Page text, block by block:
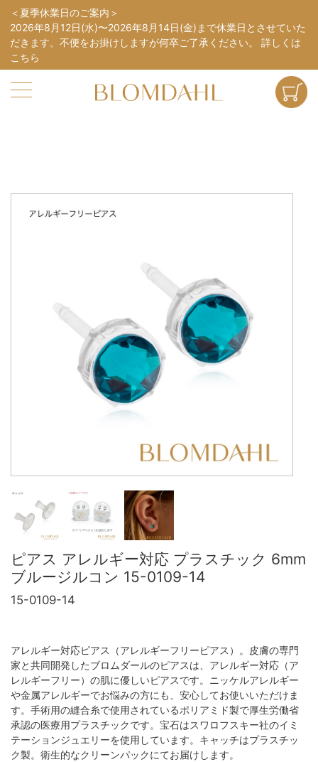
夏季休業日のご案内
2026年8月12日(水)〜2026年8月14日(金)まで休業日とさせていた
だきます。不便をお掛けしますが何卒ご了承ください。 詳しくは
こちら
ピアス アレルギー対応 プラスチック 6mm
ブルージルコン 15-0109-14
15-0109-14
アレルギー対応ピアス（アレルギーフリーピアス）。皮膚の専門
家と共同開発したブロムダールのピアスは、アレルギー対応（ア
レルギーフリー）の肌に優しいピアスです。ニッケルアレルギー
や金属アレルギーでお悩みの方にも、安心してお使いいただけま
す。手術用の縫合糸で使用されているポリアミド製で厚生労働省
承認の医療用プラスチックです。宝石はスワロフスキー社のイミ
テーションジュエリーを使用しています。キャッチはプラスチッ
ク製。衛生的なクリーンパックにてお届けします。